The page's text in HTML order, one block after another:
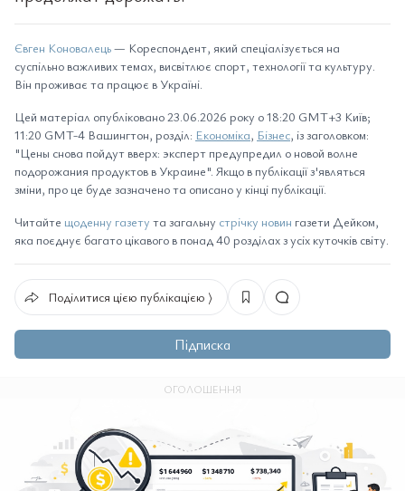
Євген Коновалець— Кореспондент, який спеціалізується на
суспільно важливих темах, висвітлює спорт, технології та культуру.
Він проживає та працює в Україні.
Цей матеріал опубліковано 23.06.2026 року о 18:20 GMT+3 Київ;
11:20 GMT-4 Вашингтон, розділ: Економіка, Бізнес, із заголовком:
"Цены снова пойдут вверх: эксперт предупредил о новой волне
подорожания продуктов в Украине". Якщо в публікації з'являться
зміни, про це буде зазначено та описано у кінці публікації.
Читайте щоденну газету та загальну стрічку новин газети Дейком,
яка поєднує багато цікавого в понад 40 розділах з усіх куточків світу.
Поділитися цією публікацією ⟩
Підписка
ОГОЛОШЕННЯ